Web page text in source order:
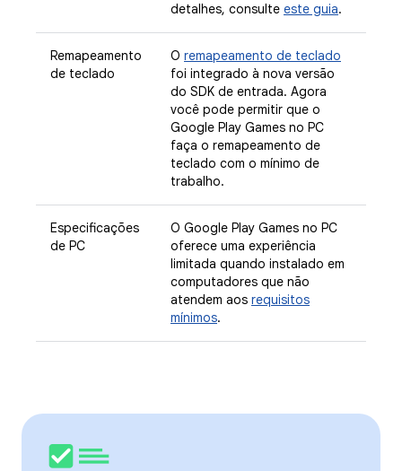
detalhes, consulte este guia.
Remapeamento
de teclado
O remapeamento de teclado
foi integrado à nova versão
do SDK de entrada. Agora
você pode permitir que o
Google Play Games no PC
faça o remapeamento de
teclado com o mínimo de
trabalho.
Especificações
de PC
O Google Play Games no PC
oferece uma experiência
limitada quando instalado em
computadores que não
atendem aos requisitos
mínimos.